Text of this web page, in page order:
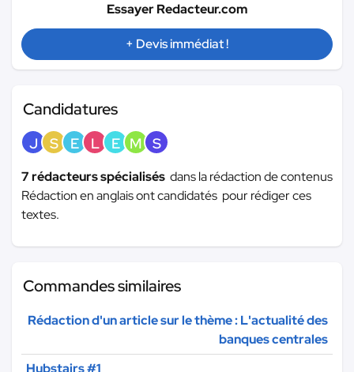
Essayer Redacteur.com
+ Devis immédiat !
Candidatures
J S E L E M S
7 rédacteurs spécialisés dans la rédaction de contenus
Rédaction en anglais ont candidatés pour rédiger ces
textes.
Commandes similaires
Rédaction d'un article sur le thème : L'actualité des
banques centrales